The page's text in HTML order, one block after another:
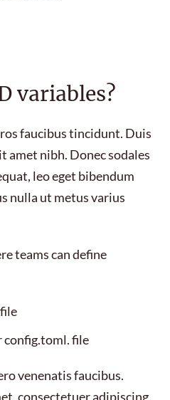
variables?
faucibus tincidunt. Duis
amet nibh. Donec sodales
leo eget bibendum
nulla ut metus varius
teams can define
config.toml. file
venenatis faucibus.
consectetuer adipiscing